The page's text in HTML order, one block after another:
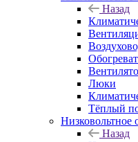
Назад
Люки
Тёплый
Низковольтное
Назад